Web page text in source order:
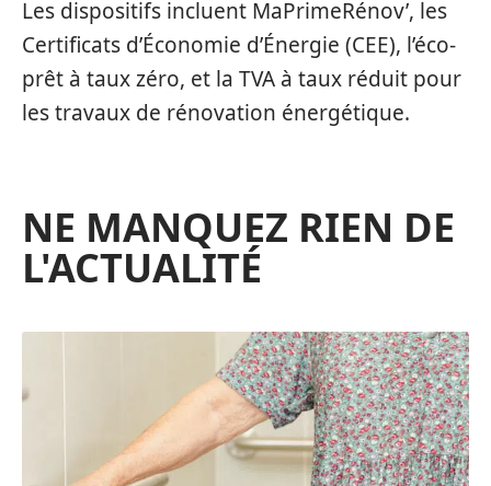
Les dispositifs incluent MaPrimeRénov’, les
Certificats d’Économie d’Énergie (CEE), l’éco-
prêt à taux zéro, et la TVA à taux réduit pour
les travaux de rénovation énergétique.
NE MANQUEZ RIEN DE
L'ACTUALITÉ